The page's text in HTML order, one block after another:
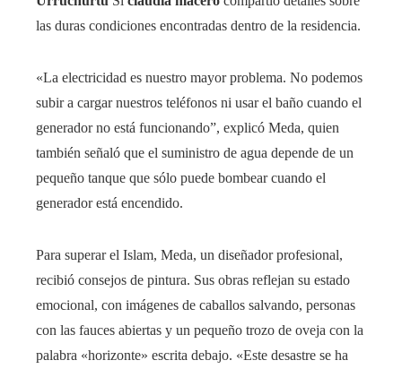
las duras condiciones encontradas dentro de la residencia.
«La electricidad es nuestro mayor problema. No podemos
subir a cargar nuestros teléfonos ni usar el baño cuando el
generador no está funcionando”, explicó Meda, quien
también señaló que el suministro de agua depende de un
pequeño tanque que sólo puede bombear cuando el
generador está encendido.
Para superar el Islam, Meda, un diseñador profesional,
recibió consejos de pintura. Sus obras reflejan su estado
emocional, con imágenes de caballos salvando, personas
con las fauces abiertas y un pequeño trozo de oveja con la
palabra «horizonte» escrita debajo. «Este desastre se ha